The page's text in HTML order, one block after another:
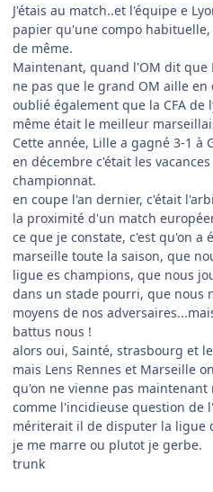
J'étais au match..et l'équipe e
papier qu'une compo
de même.
Maintenant, quand l'OM dit que
ne pas que le grand OM aille
oublié également que la CFA
même était le meilleur
Cette année, Lille a gagné 3-1 à
en décembre c'était les
championnat.
en coupe l'an dernier, c'était
la proximité d'un match
ce que je constate, c'est qu'on a
marseille toute la saison, que
ligue es champions, que nous
dans un stade pourri, que nous
moyens de nos
battus nous !
alors oui, Sainté, strasbourg et
mais Lens Rennes et Marseille
qu'on ne vienne pas
comme l'incidieuse question de
mériterait il de disputer la ligue
je me marre ou plutot je gerbe.
trunk